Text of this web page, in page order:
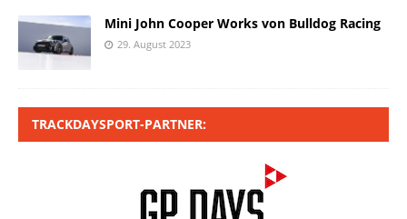
Mini John Cooper Works von Bulldog Racing
29. August 2023
TRACKDAYSPORT-PARTNER: